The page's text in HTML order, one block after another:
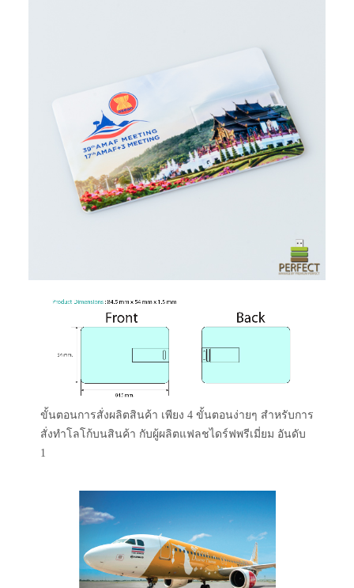
ขั้นตอนการสั่งผลิตสินค้า เพียง 4 ขั้นตอนง่ายๆ สำหรับการ
สั่งทำโลโก้บนสินค้า กับผู้ผลิตแฟลชไดร์ฟพรีเมี่ยม อันดับ
1